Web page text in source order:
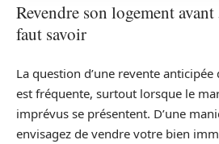
Revendre son logement
faut savoir
La question d’une revente
est fréquente, surtout lorsque le
imprévus se présentent. D’une
envisagez de vendre votre bien